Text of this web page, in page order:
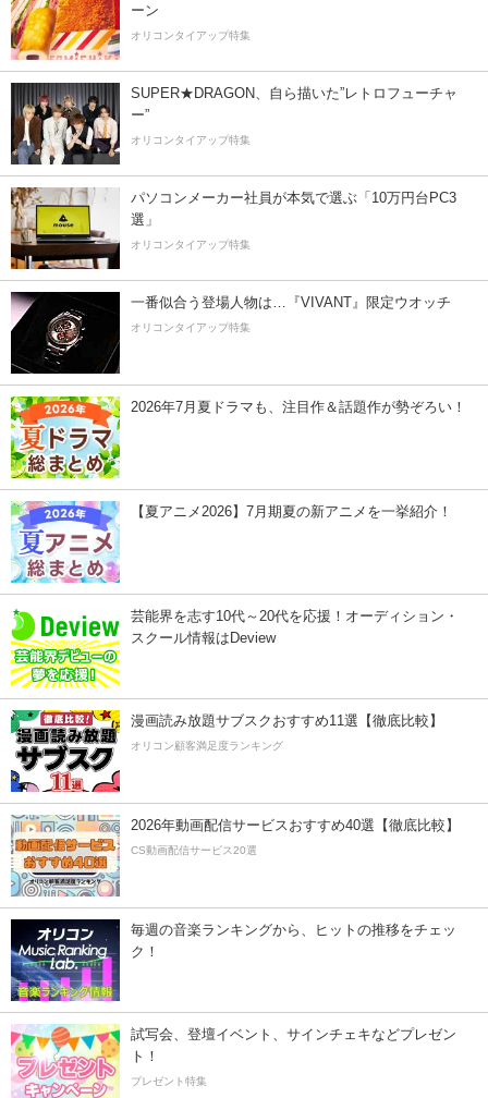
ーン
オリコンタイアップ特集
SUPER★DRAGON、自ら描いた”レトロフューチャ
ー”
オリコンタイアップ特集
パソコンメーカー社員が本気で選ぶ「10万円台PC3
選」
オリコンタイアップ特集
一番似合う登場人物は…『VIVANT』限定ウオッチ
オリコンタイアップ特集
2026年7月夏ドラマも、注目作＆話題作が勢ぞろい！
【夏アニメ2026】7月期夏の新アニメを一挙紹介！
芸能界を志す10代～20代を応援！オーディション・
スクール情報はDeview
漫画読み放題サブスクおすすめ11選【徹底比較】
オリコン顧客満足度ランキング
2026年動画配信サービスおすすめ40選【徹底比較】
CS動画配信サービス20選
毎週の音楽ランキングから、ヒットの推移をチェッ
ク！
試写会、登壇イベント、サインチェキなどプレゼン
ト！
プレゼント特集